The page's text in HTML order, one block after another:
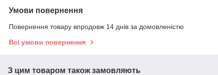
Умови повернення
Повернення товару впродовж 14 днів за домовленістю
Всі умови повернення
З цим товаром також замовляють